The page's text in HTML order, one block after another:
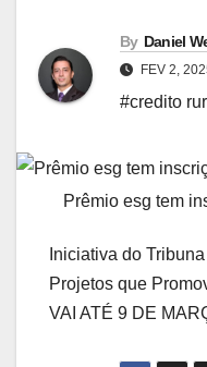
By Daniel
FEV 2,
#credito
Prêmio esg tem
Iniciativa do
Projetos que
VAI ATÉ 9 DE